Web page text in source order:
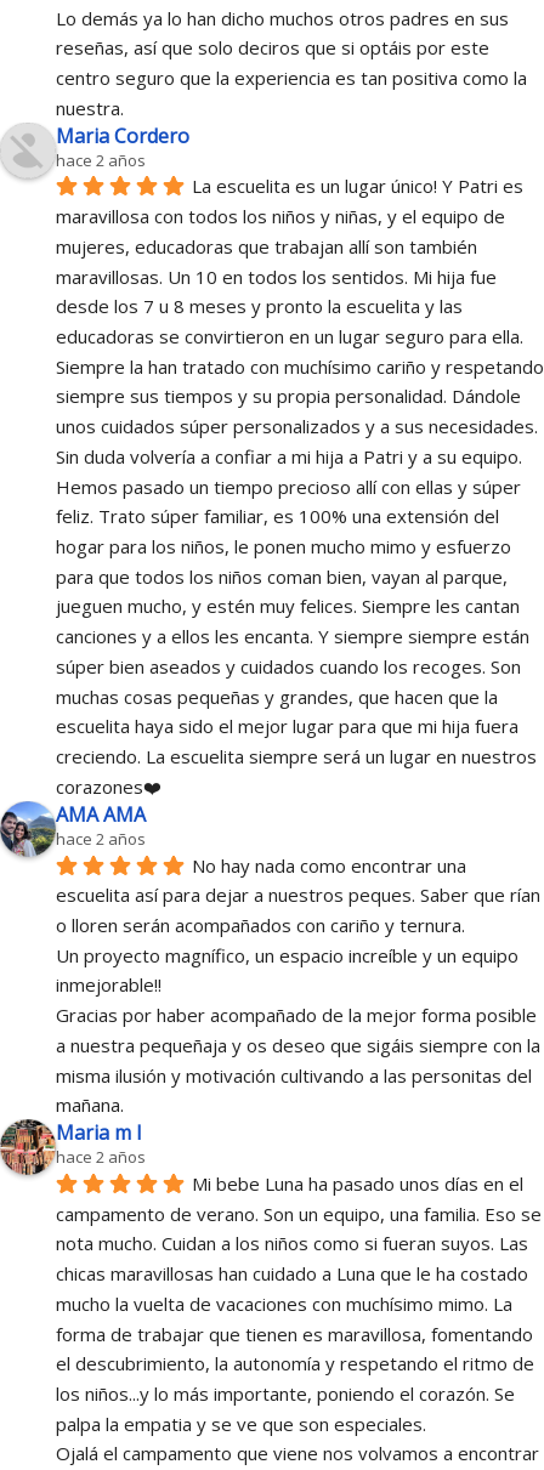
Lo demás ya lo han dicho muchos otros padres en sus
reseñas, así que solo deciros que si optáis por este
centro seguro que la experiencia es tan positiva como la
nuestra.
Maria Cordero
hace 2 años
La escuelita es un lugar único! Y Patri es
maravillosa con todos los niños y niñas, y el equipo de
mujeres, educadoras que trabajan allí son también
maravillosas. Un 10 en todos los sentidos. Mi hija fue
desde los 7 u 8 meses y pronto la escuelita y las
educadoras se convirtieron en un lugar seguro para ella.
Siempre la han tratado con muchísimo cariño y respetando
siempre sus tiempos y su propia personalidad. Dándole
unos cuidados súper personalizados y a sus necesidades.
Sin duda volvería a confiar a mi hija a Patri y a su equipo.
Hemos pasado un tiempo precioso allí con ellas y súper
feliz. Trato súper familiar, es 100% una extensión del
hogar para los niños, le ponen mucho mimo y esfuerzo
para que todos los niños coman bien, vayan al parque,
jueguen mucho, y estén muy felices. Siempre les cantan
canciones y a ellos les encanta. Y siempre siempre están
súper bien aseados y cuidados cuando los recoges. Son
muchas cosas pequeñas y grandes, que hacen que la
escuelita haya sido el mejor lugar para que mi hija fuera
creciendo. La escuelita siempre será un lugar en nuestros
corazones❤️
AMA AMA
hace 2 años
No hay nada como encontrar una
escuelita así para dejar a nuestros peques. Saber que rían
o lloren serán acompañados con cariño y ternura.
Un proyecto magnífico, un espacio increíble y un equipo
inmejorable!!
Gracias por haber acompañado de la mejor forma posible
a nuestra pequeñaja y os deseo que sigáis siempre con la
misma ilusión y motivación cultivando a las personitas del
mañana.
Maria m l
hace 2 años
Mi bebe Luna ha pasado unos días en el
campamento de verano. Son un equipo, una familia. Eso se
nota mucho. Cuidan a los niños como si fueran suyos. Las
chicas maravillosas han cuidado a Luna que le ha costado
mucho la vuelta de vacaciones con muchísimo mimo. La
forma de trabajar que tienen es maravillosa, fomentando
el descubrimiento, la autonomía y respetando el ritmo de
los niños...y lo más importante, poniendo el corazón. Se
palpa la empatia y se ve que son especiales.
Ojalá el campamento que viene nos volvamos a encontrar